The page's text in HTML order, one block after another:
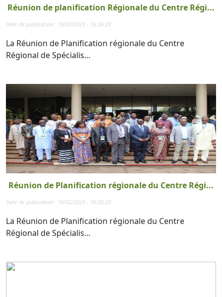
Réunion de planification Régionale du Centre Régi...
Date de publication : 10/02/2025 - 16:26:28
La Réunion de Planification régionale du Centre
Régional de Spécialis...
Réunion de Planification régionale du Centre Régi...
Date de publication : 10/02/2025 - 16:20:20
La Réunion de Planification régionale du Centre
Régional de Spécialis...